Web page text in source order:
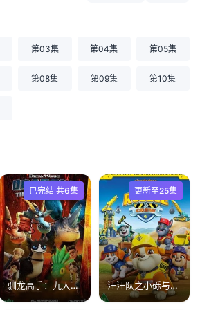
第03集 第04集 第05集
第08集 第09集 第10集
已完结 共6集
驯龙高手：九大王国第五季
更新至25集
汪汪队之小砾与工程家族第3季